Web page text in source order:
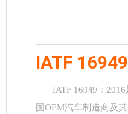
IATF
IATF 16949：2016
国OEM汽车制造商及